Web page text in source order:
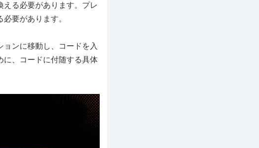
る必要があります。プレ
要があります。
ンに移動し、コードを入
に、コードに付随する具体